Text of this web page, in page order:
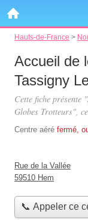
Hauts-de-France >
Accueil de
Tassigny
Cette fiche présente
Globes Trotteurs",
Centre aéré fermé,
Rue de la Vallée
59510 Hem
📞 Appeler ce